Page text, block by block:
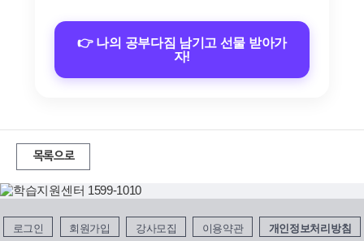
👉 나의 공부다짐 남기고 선물 받아가
자!
목록으로
로그인 회원가입 강사모집 이용약관 개인정보처리방침